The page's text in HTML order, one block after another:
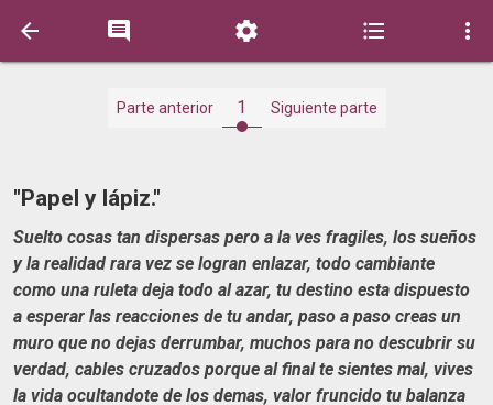
    
Parte anterior 1 Siguiente parte
"Papel y lápiz."
Suelto cosas tan dispersas pero a la ves fragiles, los sueños
y la realidad rara vez se logran enlazar, todo cambiante
como una ruleta deja todo al azar, tu destino esta dispuesto
a esperar las reacciones de tu andar, paso a paso creas un
muro que no dejas derrumbar, muchos para no descubrir su
verdad, cables cruzados porque al final te sientes mal, vives
la vida ocultandote de los demas, valor fruncido tu balanza